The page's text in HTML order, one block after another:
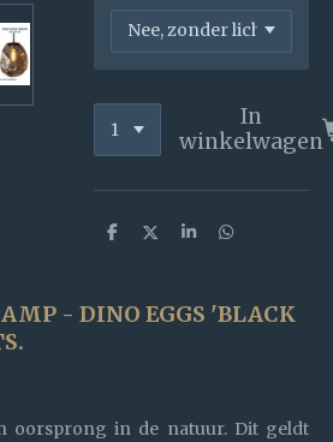
In
winkelwagen
D
n
D
S
e
D
n
- DINO EGGS 'BLACK
oorsprong in de natuur. Dit geldt